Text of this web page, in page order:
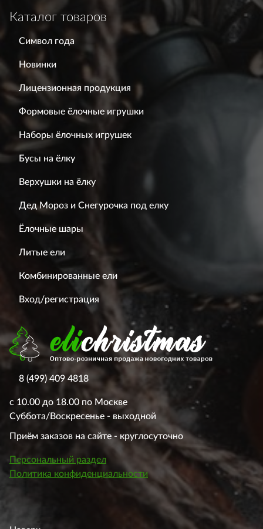
Каталог товаров
Символ года
Новинки
Лицензионная продукция
Формовые ёлочные игрушки
Наборы ёлочных игрушек
Бусы на ёлку
Верхушки на ёлку
Дед Мороз и Снегурочка под елку
Ёлочные шары
Литые ели
Комбинированные ели
Вход/регистрация
8 (499) 409 4818
с 10.00 до 18.00 по Москве
Суббота/Воскресенье - выходной
Приём заказов на сайте - круглосуточно
Персональный раздел
Политика конфиденциальности